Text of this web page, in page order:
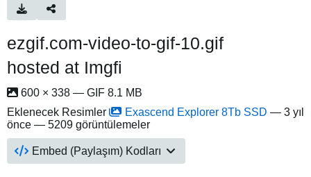
ezgif.com-video-to-gif-10.gif
hosted at Imgfi
600 × 338 — GIF 8.1 MB
Eklenecek Resimler
Exascend Explorer 8Tb SSD — 3 yıl
önce — 5209 görüntülemeler
Embed (Paylaşım) Kodları